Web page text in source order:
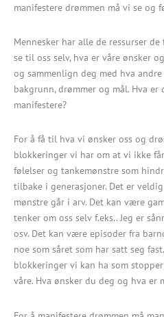
manifestere drømmen må vi se og
Mennesker har alle de ressurser
se til oss selv, hva er våre ønsker
og sammenlign deg med hva
bakgrunn, drømmer og mål. Hva
manifestere?
For å få til hva vi ønsker oss og
blokkeringer vi har om at vi ikke
følelser og tankemønstre som
tilbake i generasjoner. Det er
mønstre går i arv. Det kan være
tenker om oss selv f.eks.. Jeg er
osv. Det kan være episoder fra
noe som såret som har satt seg
blokkeringer vi kan ha som
våre. Hva ønsker du deg og hva er